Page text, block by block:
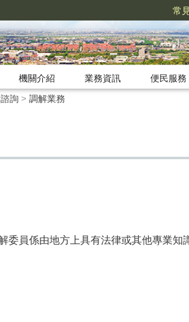
常
機關介紹 業務資訊 便民服務
詢 > 調解業務
委員係由地方上具有法律或其他專業知